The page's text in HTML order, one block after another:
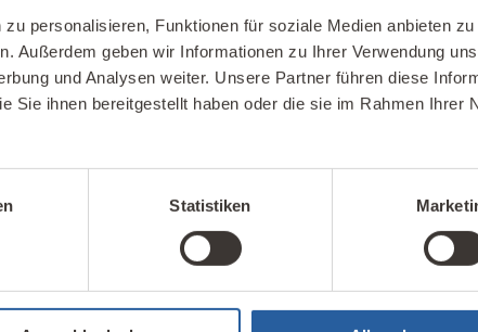
personalisieren, Funktionen für soziale Medien anbieten
Außerdem geben wir Informationen zu Ihrer Verwendung
und Analysen weiter. Unsere Partner führen diese
Sie ihnen bereitgestellt haben oder die sie im Rahmen Ihrer
Statistiken
Unser Kompetenz-Netzwerk
Hier finden Sie unsere qualifizierten
Kontakte im In- und Ausland nach